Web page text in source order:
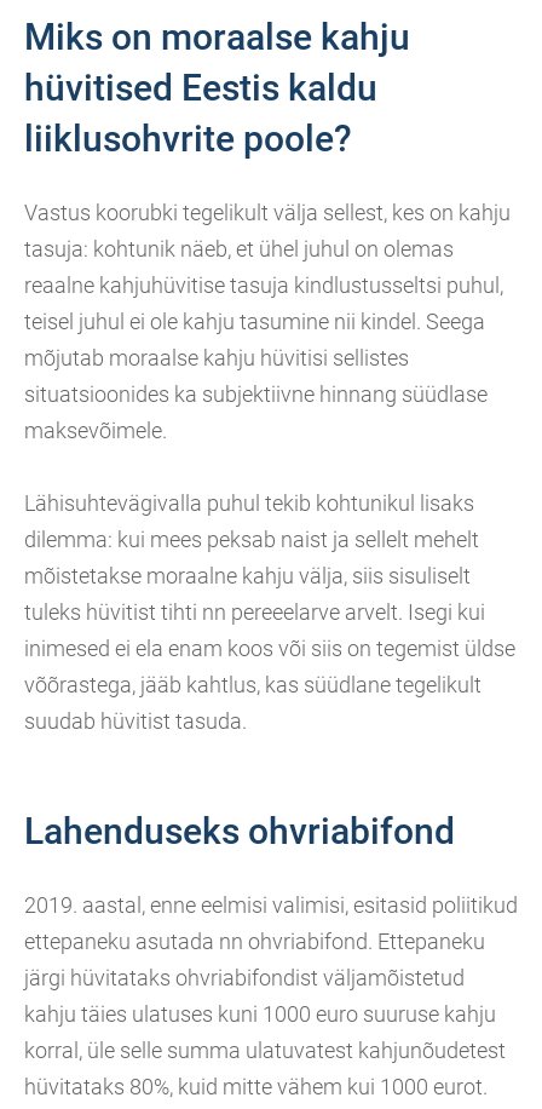
Miks on moraalse kahju
hüvitised Eestis kaldu
liiklusohvrite poole?
Vastus koorubki tegelikult välja sellest, kes on kahju
tasuja: kohtunik näeb, et ühel juhul on olemas
reaalne kahjuhüvitise tasuja kindlustusseltsi puhul,
teisel juhul ei ole kahju tasumine nii kindel. Seega
mõjutab moraalse kahju hüvitisi sellistes
situatsioonides ka subjektiivne hinnang süüdlase
maksevõimele.
Lähisuhtevägivalla puhul tekib kohtunikul lisaks
dilemma: kui mees peksab naist ja sellelt mehelt
mõistetakse moraalne kahju välja, siis sisuliselt
tuleks hüvitist tihti nn pereeelarve arvelt. Isegi kui
inimesed ei ela enam koos või siis on tegemist üldse
võõrastega, jääb kahtlus, kas süüdlane tegelikult
suudab hüvitist tasuda.
Lahenduseks ohvriabifond
2019. aastal, enne eelmisi valimisi, esitasid poliitikud
ettepaneku asutada nn ohvriabifond. Ettepaneku
järgi hüvitataks ohvriabifondist väljamõistetud
kahju täies ulatuses kuni 1000 euro suuruse kahju
korral, üle selle summa ulatuvatest kahjunõudetest
hüvitataks 80%, kuid mitte vähem kui 1000 eurot.